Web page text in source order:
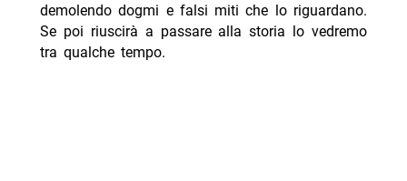
demolendo dogmi e falsi miti che lo riguardano.
Se poi riuscirà a passare alla storia lo vedremo
tra qualche tempo.